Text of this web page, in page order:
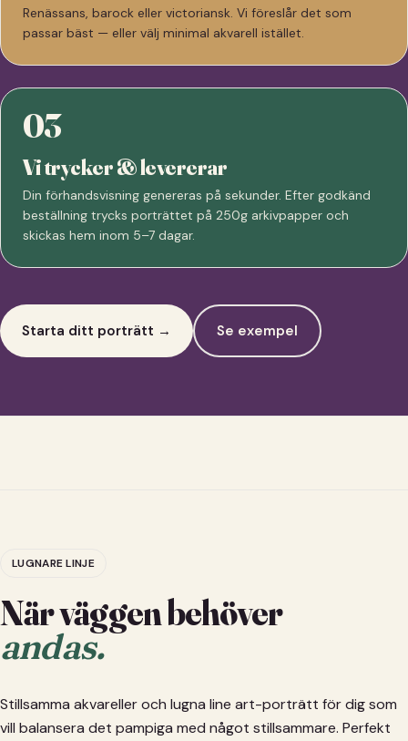
Renässans, barock eller victoriansk. Vi föreslår det som
passar bäst — eller välj minimal akvarell istället.
03
Vi trycker & levererar
Din förhandsvisning genereras på sekunder. Efter godkänd
beställning trycks porträttet på 250g arkivpapper och
skickas hem inom 5–7 dagar.
Starta ditt porträtt → Se exempel
LUGNARE LINJE
När väggen behöver
andas.
Stillsamma akvareller och lugna line art-porträtt för dig som
vill balansera det pampiga med något stillsammare. Perfekt